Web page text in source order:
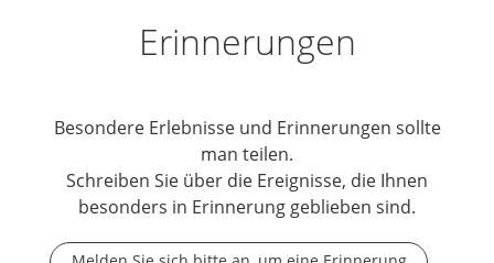
Erinnerungen
Besondere Erlebnisse und Erinnerungen sollte
man teilen.
Schreiben Sie über die Ereignisse, die Ihnen
besonders in Erinnerung geblieben sind.